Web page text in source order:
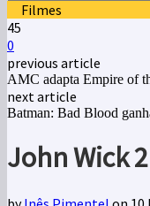
Filmes
45
0
previous article
AMC adapta Empire of
next article
Batman: Bad Blood
John Wick